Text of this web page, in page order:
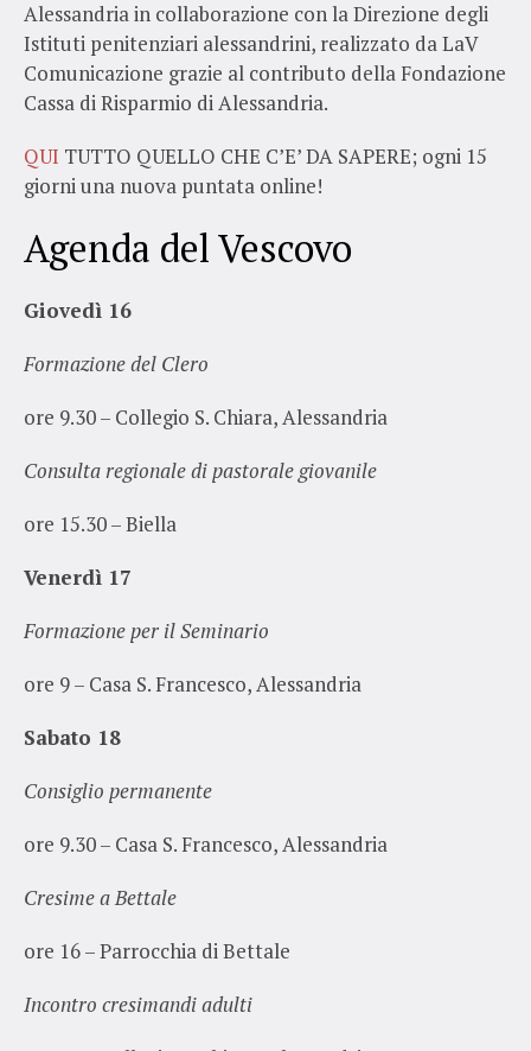
Alessandria in collaborazione con la Direzione degli
Istituti penitenziari alessandrini, realizzato da LaV
Comunicazione grazie al contributo della Fondazione
Cassa di Risparmio di Alessandria.
QUI TUTTO QUELLO CHE C’E’ DA SAPERE; ogni 15
giorni una nuova puntata online!
Agenda del Vescovo
Giovedì 16
Formazione del Clero
ore 9.30 – Collegio S. Chiara, Alessandria
Consulta regionale di pastorale giovanile
ore 15.30 – Biella
Venerdì 17
Formazione per il Seminario
ore 9 – Casa S. Francesco, Alessandria
Sabato 18
Consiglio permanente
ore 9.30 – Casa S. Francesco, Alessandria
Cresime a Bettale
ore 16 – Parrocchia di Bettale
Incontro cresimandi adulti